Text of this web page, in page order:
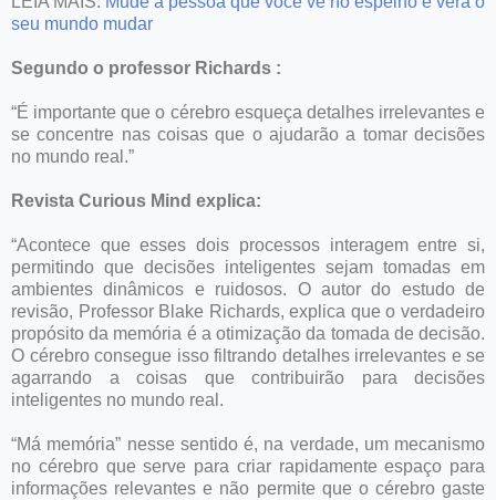
seu mundo mudar
Segundo o professor Richards :
“É importante que o cérebro esqueça detalhes irrelevantes e
se concentre nas coisas que o ajudarão a tomar decisões
no mundo real.”
Revista Curious Mind explica:
“Acontece que esses dois processos interagem entre si,
permitindo que decisões inteligentes sejam tomadas em
ambientes dinâmicos e ruidosos. O autor do estudo de
revisão, Professor Blake Richards, explica que o verdadeiro
propósito da memória é a otimização da tomada de decisão.
O cérebro consegue isso filtrando detalhes irrelevantes e se
agarrando a coisas que contribuirão para decisões
inteligentes no mundo real.
“Má memória” nesse sentido é, na verdade, um mecanismo
no cérebro que serve para criar rapidamente espaço para
informações relevantes e não permite que o cérebro gaste